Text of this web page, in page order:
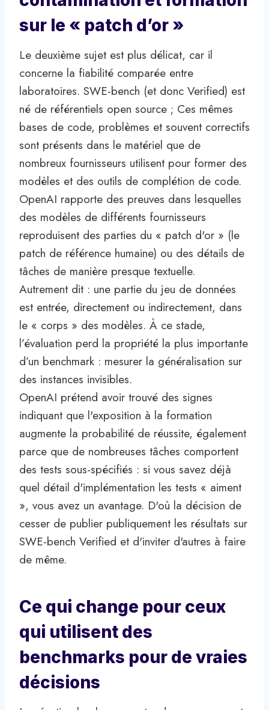
sur le « patch d’or »
Le deuxième sujet est plus délicat, car il
concerne la fiabilité comparée entre
laboratoires. SWE-bench (et donc Verified) est
né de référentiels open source ; Ces mêmes
bases de code, problèmes et souvent correctifs
sont présents dans le matériel que de
nombreux fournisseurs utilisent pour former des
modèles et des outils de complétion de code.
OpenAI rapporte des preuves dans lesquelles
des modèles de différents fournisseurs
reproduisent des parties du « patch d'or » (le
patch de référence humaine) ou des détails de
tâches de manière presque textuelle.
Autrement dit : une partie du jeu de données
est entrée, directement ou indirectement, dans
le « corps » des modèles. À ce stade,
l’évaluation perd la propriété la plus importante
d’un benchmark : mesurer la généralisation sur
des instances invisibles.
OpenAI prétend avoir trouvé des signes
indiquant que l'exposition à la formation
augmente la probabilité de réussite, également
parce que de nombreuses tâches comportent
des tests sous-spécifiés : si vous savez déjà
quel détail d'implémentation les tests « aiment
», vous avez un avantage. D'où la décision de
cesser de publier publiquement les résultats sur
SWE-bench Verified et d'inviter d'autres à faire
de même.
Ce qui change pour ceux
qui utilisent des
benchmarks pour de vraies
décisions